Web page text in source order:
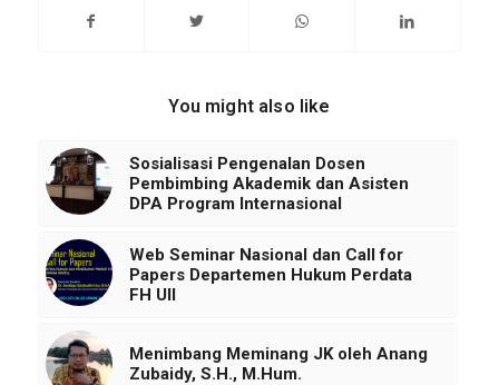
You might also like
Sosialisasi Pengenalan Dosen
Pembimbing Akademik dan Asisten
DPA Program Internasional
Web Seminar Nasional dan Call for
Papers Departemen Hukum Perdata
FH UII
Menimbang Meminang JK oleh Anang
Zubaidy, S.H., M.Hum.